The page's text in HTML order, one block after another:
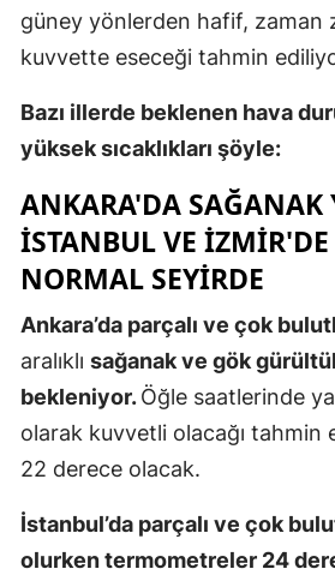
güney yönlerden hafif, zaman
kuvvette eseceği tahmin
Bazı illerde beklenen hava
yüksek sıcaklıkları şöyle:
ANKARA'DA SAĞANAK
ISTANBUL VE
NORMAL SEYIRDE
Ankara’da parçalı ve çok
aralıklı sağanak ve gök
bekleniyor.Öğle saatlerinde
olarak kuvvetli olacağı tahmin
22 derece olacak.
İstanbul’da parçalı ve çok
olurken termometreler 24